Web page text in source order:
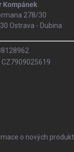
Kompánek
278/30
Ostrava - Dubina
CZ7909025619
o nových